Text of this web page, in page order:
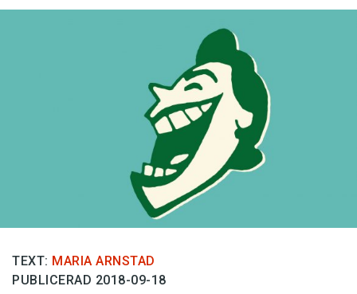
Anmäl till språkpolisen
Annonsera
Prenumerera
TEXT: MARIA ARNSTAD
PUBLICERAD 2018-09-18